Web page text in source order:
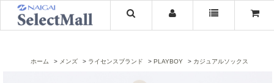
ホーム メンズ ライセンスブランド PLAYBOY カジュアルソックス